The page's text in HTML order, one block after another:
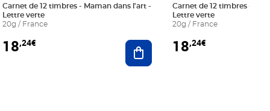
au panier
Carnet de 12 timbres - Maman dans l'art -
Lettre verte
20g / France
18,24€ Ajouter au panier
Carnet de 12 timbres - Le
Lettre verte
20g / France
18,24€